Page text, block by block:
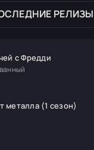
РЕЛИЗЫ
с Фредди
металла (1 сезон)